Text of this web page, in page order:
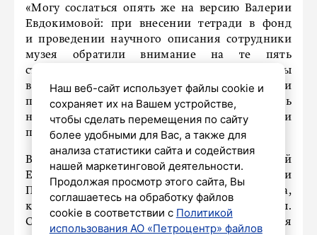
«Могу сослаться опять же на версию Валерии
Евдокимовой: при внесении тетради в фонд
и проведении научного описания сотрудники
музея обратили внимание на те пять
стихотворений, которые были включены
в полное собрание сочинений. Они не могли
предположить, что на листах тетради остались
неопубликованные и неизвестные строчки
поэта», – сказала она.
В тетради 12 стихотворений, записанных рукой
Есенина, а также есть комментарии Гриши
Панфилова. Под всеми текстами Есенина,
кроме одного, проставлены авторские даты.
Самая ранняя – 21 июля 1910 года, самая
Наш веб-сайт использует файлы cookie и
сохраняет их на Вашем устройстве,
чтобы сделать перемещения по сайту
более удобными для Вас, а также для
анализа статистики сайта и содействия
нашей маркетинговой деятельности.
Продолжая просмотр этого сайта, Вы
соглашаетесь на обработку файлов
cookie в соответствии с Политикой
использования АО «Петроцентр» файлов